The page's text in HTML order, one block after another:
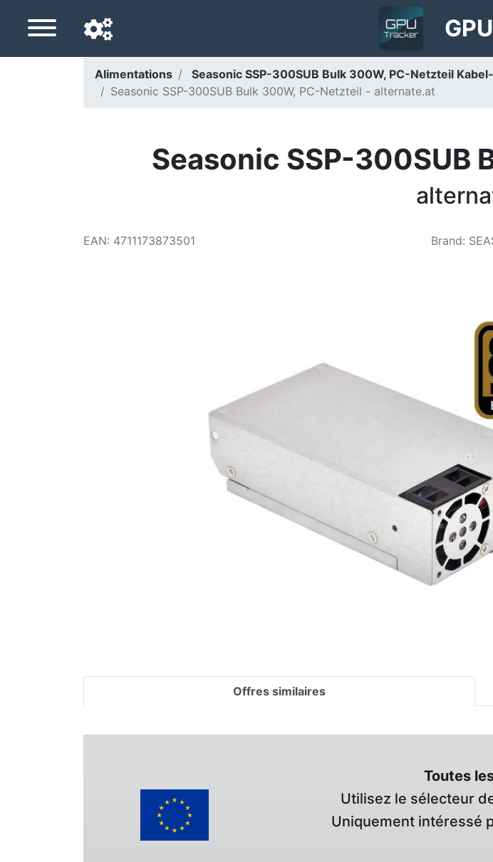
GPU
Langue de navigation
Alimentations
Seasonic SSP-300SUB Bulk 300W, PC-Netzteil
Seasonic SSP-300SUB Bulk 300W, PC-Netzteil - alternate.at
Seasonic SSP-300SUB
EAN: 4711173873501 Brand:
Offres similaires
Toutes
Utilisez le sélecteur
Uniquement intéressé